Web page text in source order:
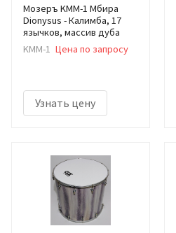
Мозеръ KMM-1 Мбира
Dionysus - Калимба, 17
язычков, массив дуба
KMM-1 Цена по запросу
Узнать цену